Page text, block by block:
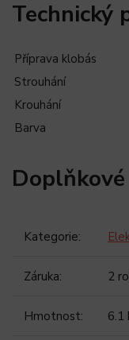
Technický
Příprava klobás
Strouhání
Krouhání
Barva
Kategorie:
Záruka: 2
Hmotnost: 6.1